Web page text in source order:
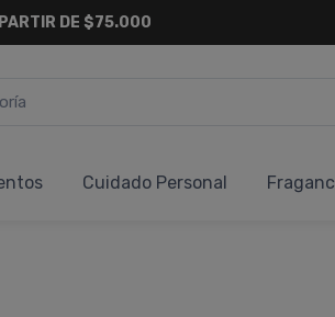
DE $75.000
Cuidado Personal